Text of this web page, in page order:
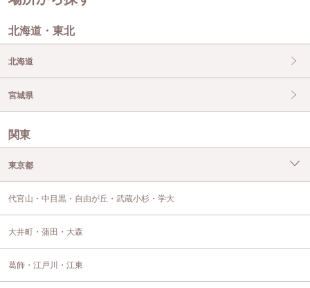
北海道・東北
北海道
宮城県
関東
東京都
代官山・中目黒・自由が丘・武蔵小杉・学大
大井町・蒲田・大森
葛飾・江戸川・江東